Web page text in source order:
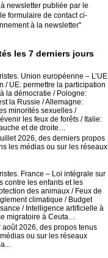
newsletter publiée par le
formulaire de contact ci-
à la newsletter"
les 7 derniers jours
Union européenne – L’UE
/ UE: permettre la participation
la démocratie / Pologne:
la Russie / Allemagne:
minorités sexuelles /
les feux de forêts / Italie:
et de droite…
2026, des derniers propos
les médias ou sur les réseaux
France – Loi intégrale sur
contre les enfants et les
des animaux / Feux de
climatique / Budget
/ Intelligence artificielle à
migratoire à Ceuta…
2026, des propos tenus
ou sur les réseaux